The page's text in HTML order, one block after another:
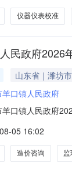
仪器仪表校准
民政府2026
山东省｜潍坊
口镇人民政府
羊口镇人民政府
阻隔、抽提系统
万元公开招标
05 16:02
造价咨询 监